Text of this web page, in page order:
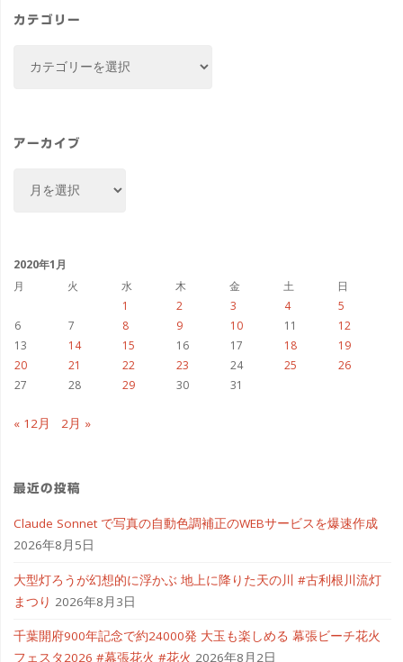
カテゴリー
ー
アーカイブ
ブ
2020年1月
月
火 水 木 金 土
日
1
2 3 4
5
6
7 8 9 10 11
12
13
14 15 16 17 18
19
20
21 22 23 24 25
26
27
28 29 30 31
« 12月 2月 »
最近の投稿
Claude Sonnet で写真の自動色調補正のWEBサービスを爆速作成
2026年8月5日
大型灯ろうが幻想的に浮かぶ 地上に降りた天の川 #古利根川流灯
まつり 2026年8月3日
千葉開府900年記念で約24000発 大玉も楽しめる 幕張ビーチ花火
フェスタ2026 #幕張花火 #花火 2026年8月2日